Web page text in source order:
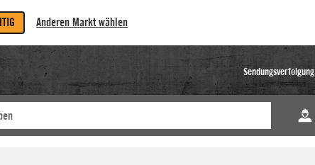
Anderen Markt wählen
Sendungsverfolgung